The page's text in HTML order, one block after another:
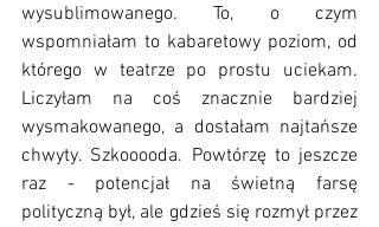
wysublimowanego. To, o czym
wspomniałam to kabaretowy poziom, od
którego w teatrze po prostu uciekam.
Liczyłam na coś znacznie bardziej
wysmakowanego, a dostałam najtańsze
chwyty. Szkooooda. Powtórzę to jeszcze
raz - potencjał na świetną farsę
polityczną był, ale gdzieś się rozmył przez